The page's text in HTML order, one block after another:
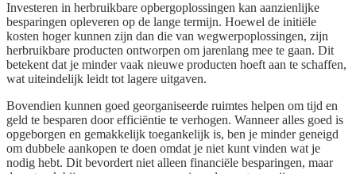
Investeren in herbruikbare opbergoplossingen kan aanzienlijke
besparingen opleveren op de lange termijn. Hoewel de initiële
kosten hoger kunnen zijn dan die van wegwerpoplossingen, zijn
herbruikbare producten ontworpen om jarenlang mee te gaan. Dit
betekent dat je minder vaak nieuwe producten hoeft aan te schaffen,
wat uiteindelijk leidt tot lagere uitgaven.
Bovendien kunnen goed georganiseerde ruimtes helpen om tijd en
geld te besparen door efficiëntie te verhogen. Wanneer alles goed is
opgeborgen en gemakkelijk toegankelijk is, ben je minder geneigd
om dubbele aankopen te doen omdat je niet kunt vinden wat je
nodig hebt. Dit bevordert niet alleen financiële besparingen, maar